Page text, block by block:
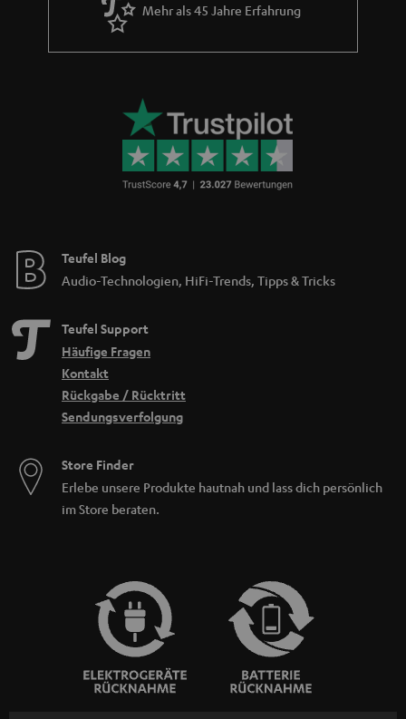
Mehr als 45 Jahre Erfahrung
Teufel Blog
Audio-Technologien, HiFi-Trends, Tipps & Tricks
Teufel Support
Häufige Fragen
Kontakt
Rückgabe / Rücktritt
Sendungsverfolgung
Store Finder
Erlebe unsere Produkte hautnah und lass dich persönlich
im Store beraten.